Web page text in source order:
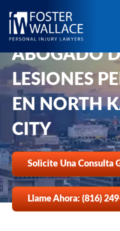
Lesiones Personales De North Kansas
ABOGADO
LESIONES
EN NORTH
CITY
Solicite Una Consulta
Llame Ahora: (816)